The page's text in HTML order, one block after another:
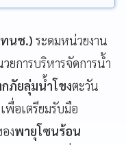
นช.) ระดมหน่วยงาน
ยการบริหารจัดการน้ำ
ภัยลุ่มน้ำโขงตะวัน
พื่อเตรียมรับมือ
งพายุโซนร้อน